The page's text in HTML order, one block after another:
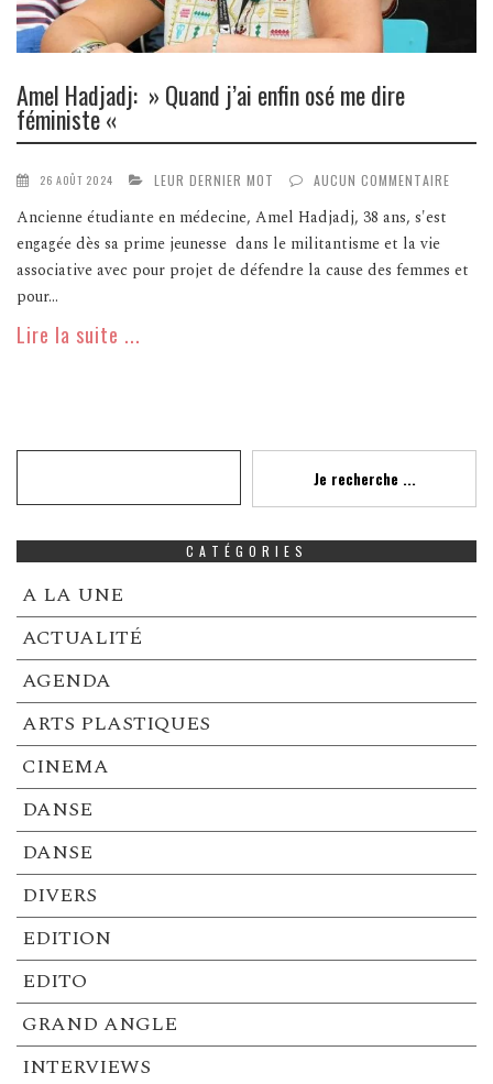
Amel Hadjadj: » Quand j’ai enfin osé me dire
féministe «
26 AOÛT 2024 LEUR DERNIER MOT AUCUN COMMENTAIRE
Ancienne étudiante en médecine, Amel Hadjadj, 38 ans, s'est
engagée dès sa prime jeunesse dans le militantisme et la vie
associative avec pour projet de défendre la cause des femmes et
pour...
Lire la suite ...
Je recherche ...
CATÉGORIES
A LA UNE
ACTUALITÉ
AGENDA
ARTS PLASTIQUES
CINEMA
DANSE
DANSE
DIVERS
EDITION
EDITO
GRAND ANGLE
INTERVIEWS